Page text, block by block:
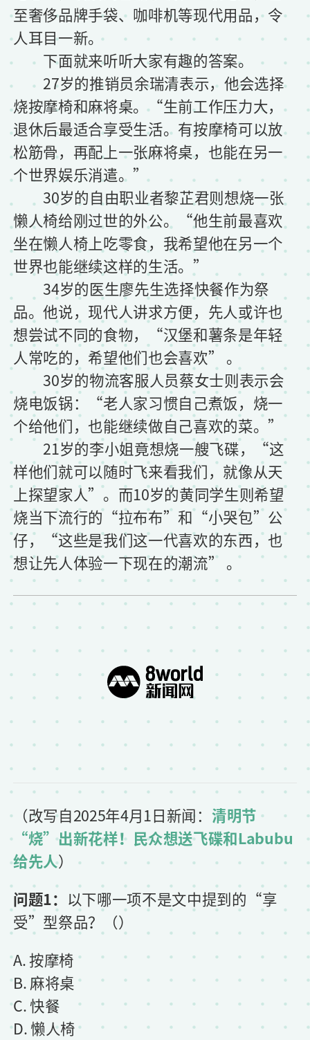
至奢侈品牌手袋、咖啡机等现代用品，令
人耳目一新。
下面就来听听大家有趣的答案。
27岁的推销员余瑞清表示，他会选择
烧按摩椅和麻将桌。“生前工作压力大，
退休后最适合享受生活。有按摩椅可以放
松筋骨，再配上一张麻将桌，也能在另一
个世界娱乐消遣。”
30岁的自由职业者黎芷君则想烧一张
懒人椅给刚过世的外公。“他生前最喜欢
坐在懒人椅上吃零食，我希望他在另一个
世界也能继续这样的生活。”
34岁的医生廖先生选择快餐作为祭
品。他说，现代人讲求方便，先人或许也
想尝试不同的食物，“汉堡和薯条是年轻
人常吃的，希望他们也会喜欢” 。
30岁的物流客服人员蔡女士则表示会
烧电饭锅：“老人家习惯自己煮饭，烧一
个给他们，也能继续做自己喜欢的菜。”
21岁的李小姐竟想烧一艘飞碟，“这
样他们就可以随时飞来看我们，就像从天
上探望家人”。而10岁的黄同学生则希望
烧当下流行的“拉布布”和“小哭包”公
仔，“这些是我们这一代喜欢的东西，也
想让先人体验一下现在的潮流” 。
（改写自2025年4月1日新闻： 清明节
“烧”出新花样！民众想送飞碟和Labubu
给先人）
问题1： 以下哪一项不是文中提到的“享
受”型祭品？（）
A. 按摩椅
B. 麻将桌
C. 快餐
D. 懒人椅